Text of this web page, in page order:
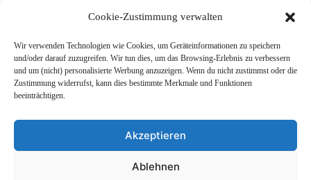
Cookie-Zustimmung verwalten
Wir verwenden Technologien wie Cookies, um Geräteinformationen zu speichern
und/oder darauf zuzugreifen. Wir tun dies, um das Browsing-Erlebnis zu verbessern
und um (nicht) personalisierte Werbung anzuzeigen. Wenn du nicht zustimmst oder die
Zustimmung widerrufst, kann dies bestimmte Merkmale und Funktionen
beeinträchtigen.
Akzeptieren
Ablehnen
LinkedIn
Mastodon
Stolz präsentiert von WordPress.